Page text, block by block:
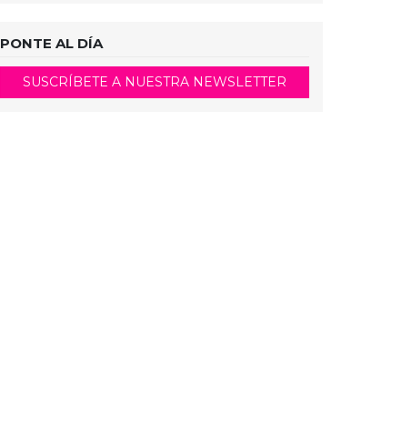
PONTE AL DÍA
SUSCRÍBETE A NUESTRA NEWSLETTER